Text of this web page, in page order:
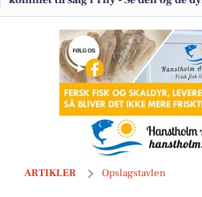
boliger her
ARTIKLER Opslagstavlen
Nyt Syn Brøndum Jeppesen